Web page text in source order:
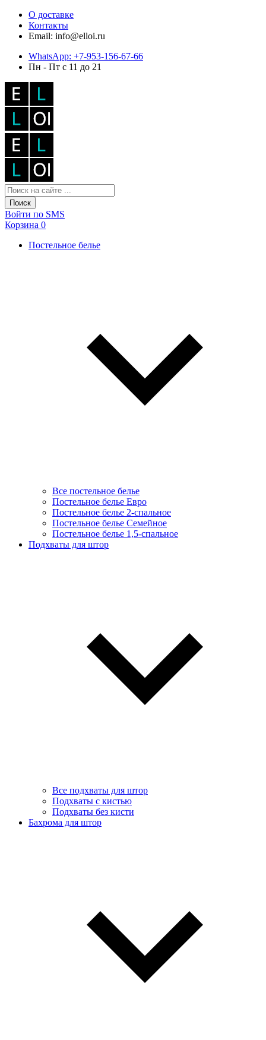
О доставке
Контакты
Email: info@elloi.ru
WhatsApp: +7-953-156-67-66
Пн - Пт с 11 до 21
Поиск
Войти по SMS
Корзина 0
Постельное белье
Все постельное белье
Постельное белье Евро
Постельное белье 2-спальное
Постельное белье Семейное
Постельное белье 1,5-спальное
Подхваты для штор
Все подхваты для штор
Подхваты с кистью
Подхваты без кисти
Бахрома для штор